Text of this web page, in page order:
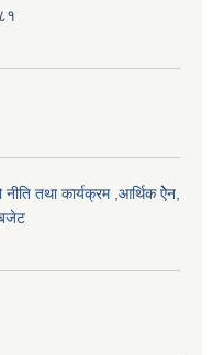
तथा कार्यक्रम ,आर्थिक ऐेन,
बजेट